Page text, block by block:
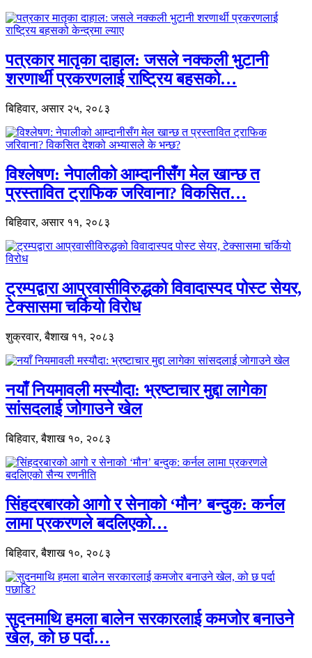
पत्रकार मातृका दाहाल: जसले नक्कली भुटानी
शरणार्थी प्रकरणलाई राष्ट्रिय बहसको…
बिहिवार, असार २५, २०८३
विश्लेषण: नेपालीको आम्दानीसँग मेल खान्छ त
प्रस्तावित ट्राफिक जरिवाना? विकसित…
बिहिवार, असार ११, २०८३
ट्रम्पद्वारा आप्रवासीविरुद्धको विवादास्पद पोस्ट सेयर,
टेक्सासमा चर्कियो विरोध
शुक्रवार, बैशाख ११, २०८३
नयाँ नियमावली मस्यौदा: भ्रष्टाचार मुद्दा लागेका
सांसदलाई जोगाउने खेल
बिहिवार, बैशाख १०, २०८३
सिंहदरबारको आगो र सेनाको ‘मौन’ बन्दुक: कर्नल
लामा प्रकरणले बदलिएको…
बिहिवार, बैशाख १०, २०८३
सुदनमाथि हमला बालेन सरकारलाई कमजोर बनाउने
खेल, को छ पर्दा…